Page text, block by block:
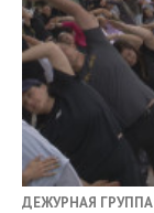
ДЕЖУРНАЯ ГРУППА